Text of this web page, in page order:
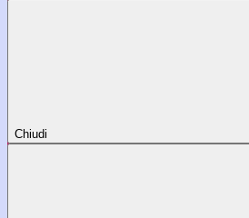
Chiudi